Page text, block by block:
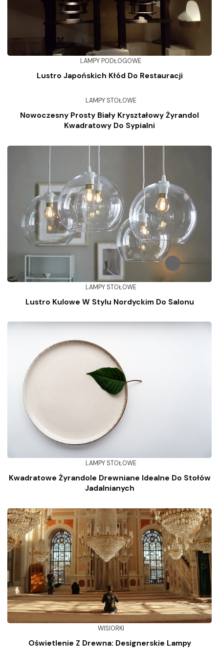
LAMPY PODŁOGOWE
Lustro Japońskich Kłód Do Restauracji
LAMPY STOŁOWE
Nowoczesny Prosty Biały Kryształowy Żyrandol
Kwadratowy Do Sypialni
LAMPY STOŁOWE
Lustro Kulowe W Stylu Nordyckim Do Salonu
LAMPY STOŁOWE
Kwadratowe Żyrandole Drewniane Idealne Do Stołów
Jadalnianych
WISIORKI
Oświetlenie Z Drewna: Designerskie Lampy